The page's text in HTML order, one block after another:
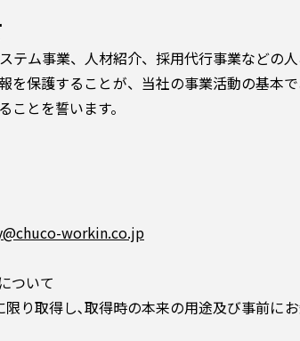
テム事業、人材紹介、採用代行事業などの
を保護することが、当社の事業活動の基本
とを誓います。
workin.co.jp
ついて
り取得し､取得時の本来の用途及び事前に